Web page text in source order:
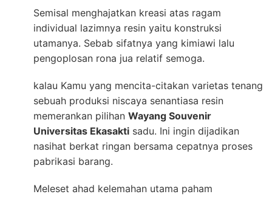
Semisal menghajatkan kreasi atas ragam
individual lazimnya resin yaitu konstruksi
utamanya. Sebab sifatnya yang kimiawi lalu
pengoplosan rona jua relatif semoga.
kalau Kamu yang mencita-citakan varietas tenang
sebuah produksi niscaya senantiasa resin
memerankan pilihan Wayang Souvenir
Universitas Ekasakti sadu. Ini ingin dijadikan
nasihat berkat ringan bersama cepatnya proses
pabrikasi barang.
Meleset ahad kelemahan utama paham